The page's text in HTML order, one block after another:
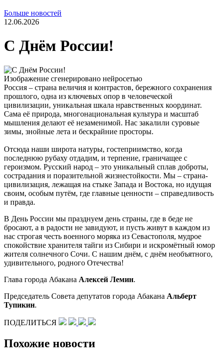
Больше новостей
12.06.2026
С Днём России!
Изображение сгенерировано нейросетью
Россия – страна величия и контрастов, бережного сохранения
прошлого, одна из ключевых опор в человеческой
цивилизации, уникальная шкала нравственных координат.
Сама её природа, многонациональная культура и масштаб
мышления делают её незаменимой. Нас закалили суровые
зимы, знойные лета и бескрайние просторы.
Отсюда наши широта натуры, гостеприимство, когда
последнюю рубаху отдадим, и терпение, граничащее с
героизмом. Русский народ – это уникальный сплав доброты,
сострадания и поразительной жизнестойкости. Мы – страна-
цивилизация, лежащая на стыке Запада и Востока, но идущая
своим, особым путём, где главные ценности – справедливость
и правда.
В День России мы празднуем день страны, где в беде не
бросают, а в радости не завидуют, и пусть живут в каждом из
нас строгая честь военного моряка из Севастополя, мудрое
спокойствие хранителя тайги из Сибири и искромётный юмор
жителя солнечного Сочи. С нашим днём, с днём необъятного,
удивительного, родного Отечества!
Глава города Абакана Алексей Лемин.
Председатель Совета депутатов города Абакана Альберт
Тупикин.
ПОДЕЛИТЬСЯ
Похожие новости